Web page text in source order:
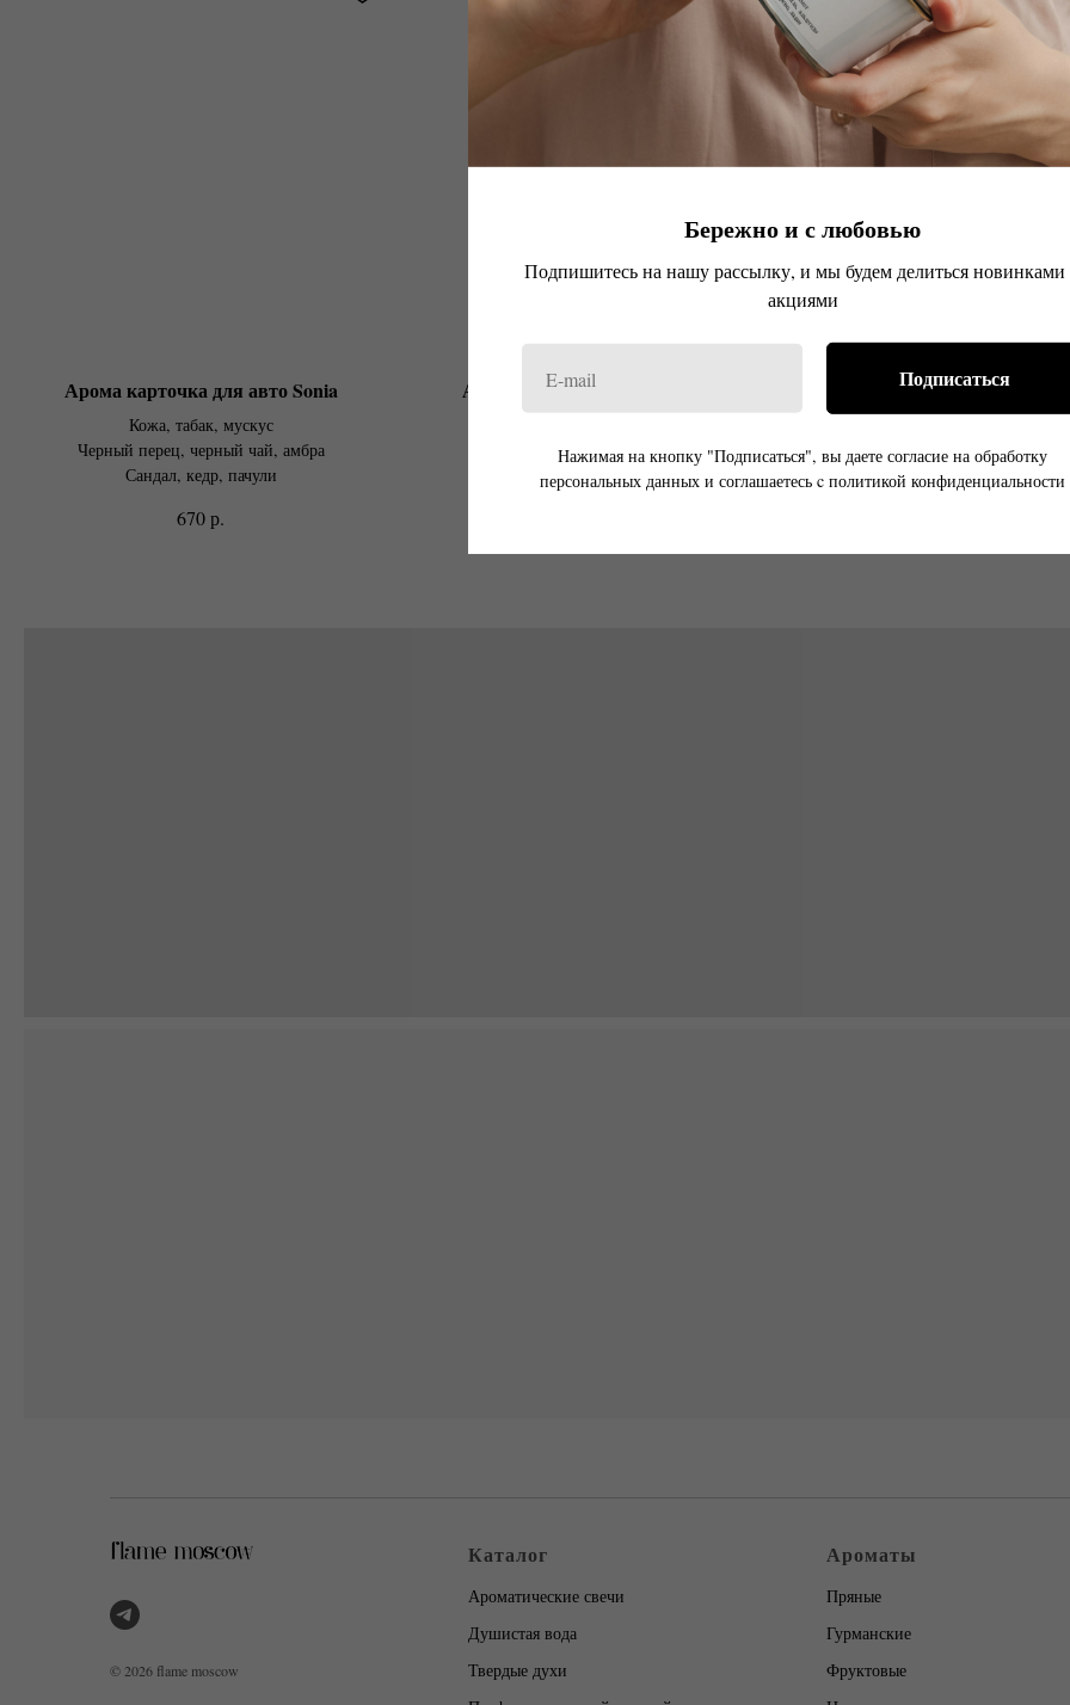
Арома карточка для авто Sonia
Кожа, табак, мускус
Черный перец, черный чай, амбра
Сандал, кедр, пачули
670р.
Арома карточка для авто Jackie
Специи, Мадагаскарская ваниль
Бобы Тонка, амбра
Комплект из 6
авто
Jackie, Marie, Noor
Sansa, Sonia, Vanda
Бережно и с любовью
Подпишитесь на нашу рассылку, и мы будем делиться новинками
акциями
Подписаться
Нажимая на кнопку "Подписаться", вы даете согласие на обработку
персональных данных и соглашаетесь c политикой конфиденциальности
© 2026 flame moscow
Каталог
Ароматические свечи
Душистая вода
Твердые духи
Ароматы
Пряные
Гурманские
Фруктовые